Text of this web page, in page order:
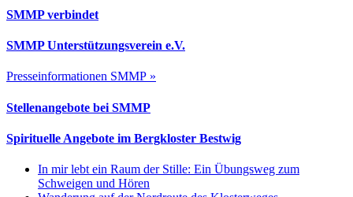
SMMP verbindet
SMMP Unterstützungsverein e.V.
Presseinformationen SMMP »
Stellenangebote bei SMMP
Spirituelle Angebote im Bergkloster Bestwig
In mir lebt ein Raum der Stille: Ein Übungsweg zum
Schweigen und Hören